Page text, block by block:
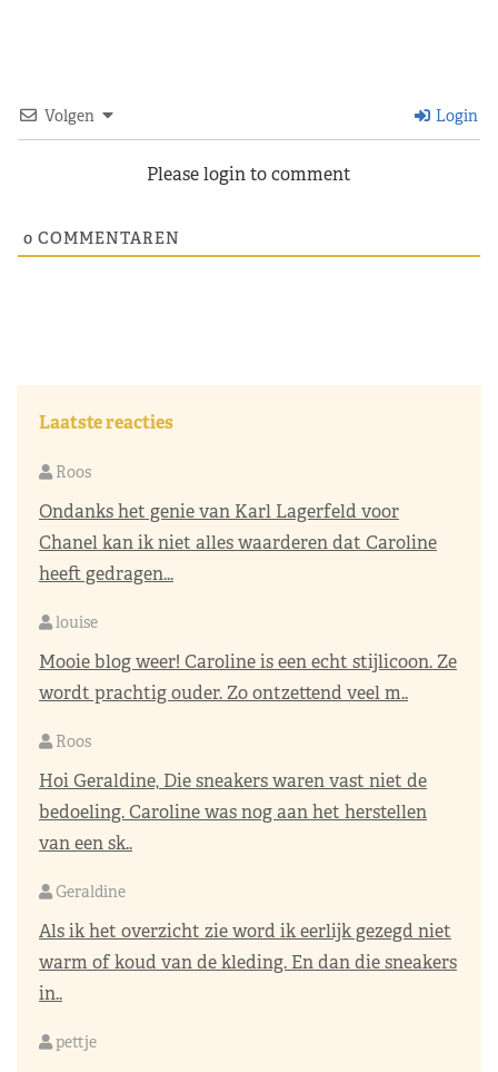
Volgen Login
Please login to comment
0 COMMENTAREN
Laatste reacties
Roos
Ondanks het genie van Karl Lagerfeld voor
Chanel kan ik niet alles waarderen dat Caroline
heeft gedragen...
louise
Mooie blog weer! Caroline is een echt stijlicoon. Ze
wordt prachtig ouder. Zo ontzettend veel m..
Roos
Hoi Geraldine, Die sneakers waren vast niet de
bedoeling. Caroline was nog aan het herstellen
van een sk..
Geraldine
Als ik het overzicht zie word ik eerlijk gezegd niet
warm of koud van de kleding. En dan die sneakers
in..
pettje